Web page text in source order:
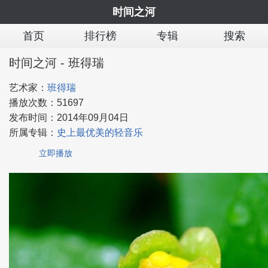
时间之河
首页
排行榜 专辑 搜索
时间之河 - 班得瑞
艺术家： 班得瑞
播放次数： 51697
发布时间： 2014年09月04日
所属专辑： 史上最优美的轻音乐
立即播放